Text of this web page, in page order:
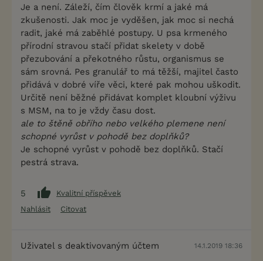
Je a není. Záleží, čím člověk krmí a jaké má
zkušenosti. Jak moc je vyděšen, jak moc si nechá
radit, jaké má zaběhlé postupy. U psa krmeného
přírodní stravou stačí přidat skelety v době
přezubování a překotného růstu, organismus se
sám srovná. Pes granulář to má těžší, majitel často
přidává v dobré víře věci, které pak mohou uškodit.
Určitě není běžné přidávat komplet kloubní výživu
s MSM, na to je vždy času dost.
ale to štěně obřího nebo velkého plemene není
schopné vyrůst v pohodě bez doplňků?
Je schopné vyrůst v pohodě bez doplňků. Stačí
pestrá strava.
5
Kvalitní příspěvek
Nahlásit
Citovat
Uživatel s deaktivovaným účtem 14.1.2019 18:36